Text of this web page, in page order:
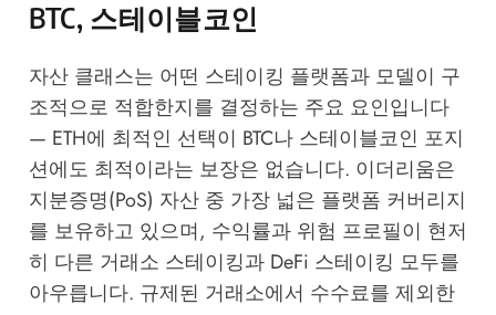
BTC, 스테이블코인
자산 클래스는 어떤 스테이킹 플랫폼과 모델이 구
조적으로 적합한지를 결정하는 주요 요인입니다
— ETH에 최적인 선택이 BTC나 스테이블코인 포지
션에도 최적이라는 보장은 없습니다. 이더리움은
지분증명(PoS) 자산 중 가장 넓은 플랫폼 커버리지
를 보유하고 있으며, 수익률과 위험 프로필이 현저
히 다른 거래소 스테이킹과 DeFi 스테이킹 모두를
아우릅니다. 규제된 거래소에서 수수료를 제외한